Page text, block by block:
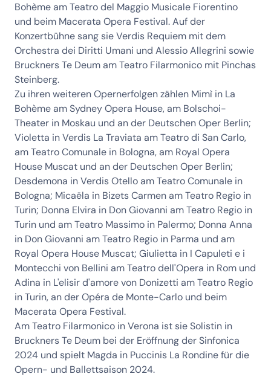
Bohème am Teatro del Maggio Musicale Fiorentino
und beim Macerata Opera Festival. Auf der
Konzertbühne sang sie Verdis Requiem mit dem
Orchestra dei Diritti Umani und Alessio Allegrini sowie
Bruckners Te Deum am Teatro Filarmonico mit Pinchas
Steinberg.
Zu ihren weiteren Opernerfolgen zählen Mimì in La
Bohème am Sydney Opera House, am Bolschoi-
Theater in Moskau und an der Deutschen Oper Berlin;
Violetta in Verdis La Traviata am Teatro di San Carlo,
am Teatro Comunale in Bologna, am Royal Opera
House Muscat und an der Deutschen Oper Berlin;
Desdemona in Verdis Otello am Teatro Comunale in
Bologna; Micaëla in Bizets Carmen am Teatro Regio in
Turin; Donna Elvira in Don Giovanni am Teatro Regio in
Turin und am Teatro Massimo in Palermo; Donna Anna
in Don Giovanni am Teatro Regio in Parma und am
Royal Opera House Muscat; Giulietta in I Capuleti e i
Montecchi von Bellini am Teatro dell'Opera in Rom und
Adina in L'elisir d'amore von Donizetti am Teatro Regio
in Turin, an der Opéra de Monte-Carlo und beim
Macerata Opera Festival.
Am Teatro Filarmonico in Verona ist sie Solistin in
Bruckners Te Deum bei der Eröffnung der Sinfonica
2024 und spielt Magda in Puccinis La Rondine für die
Opern- und Ballettsaison 2024.